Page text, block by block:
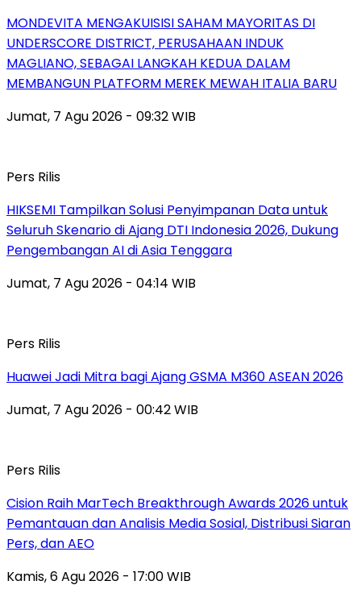
MONDEVITA MENGAKUISISI SAHAM MAYORITAS DI
UNDERSCORE DISTRICT, PERUSAHAAN INDUK
MAGLIANO, SEBAGAI LANGKAH KEDUA DALAM
MEMBANGUN PLATFORM MEREK MEWAH ITALIA BARU
Jumat, 7 Agu 2026 - 09:32 WIB
Pers Rilis
HIKSEMI Tampilkan Solusi Penyimpanan Data untuk
Seluruh Skenario di Ajang DTI Indonesia 2026, Dukung
Pengembangan AI di Asia Tenggara
Jumat, 7 Agu 2026 - 04:14 WIB
Pers Rilis
Huawei Jadi Mitra bagi Ajang GSMA M360 ASEAN 2026
Jumat, 7 Agu 2026 - 00:42 WIB
Pers Rilis
Cision Raih MarTech Breakthrough Awards 2026 untuk
Pemantauan dan Analisis Media Sosial, Distribusi Siaran
Pers, dan AEO
Kamis, 6 Agu 2026 - 17:00 WIB